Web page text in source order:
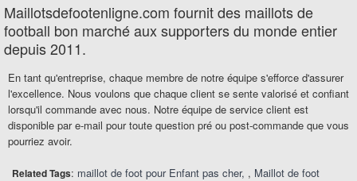
Maillotsdefootenligne.com fournit des maillots de
football bon marché aux supporters du monde entier
depuis 2011.
En tant qu'entreprise, chaque membre de notre équipe s'efforce d'assurer
l'excellence. Nous voulons que chaque client se sente valorisé et confiant
lorsqu'il commande avec nous. Notre équipe de service client est
disponible par e-mail pour toute question pré ou post-commande que vous
pourriez avoir.
Related Tags: maillot de foot pour Enfant pas cher , Maillot de foot